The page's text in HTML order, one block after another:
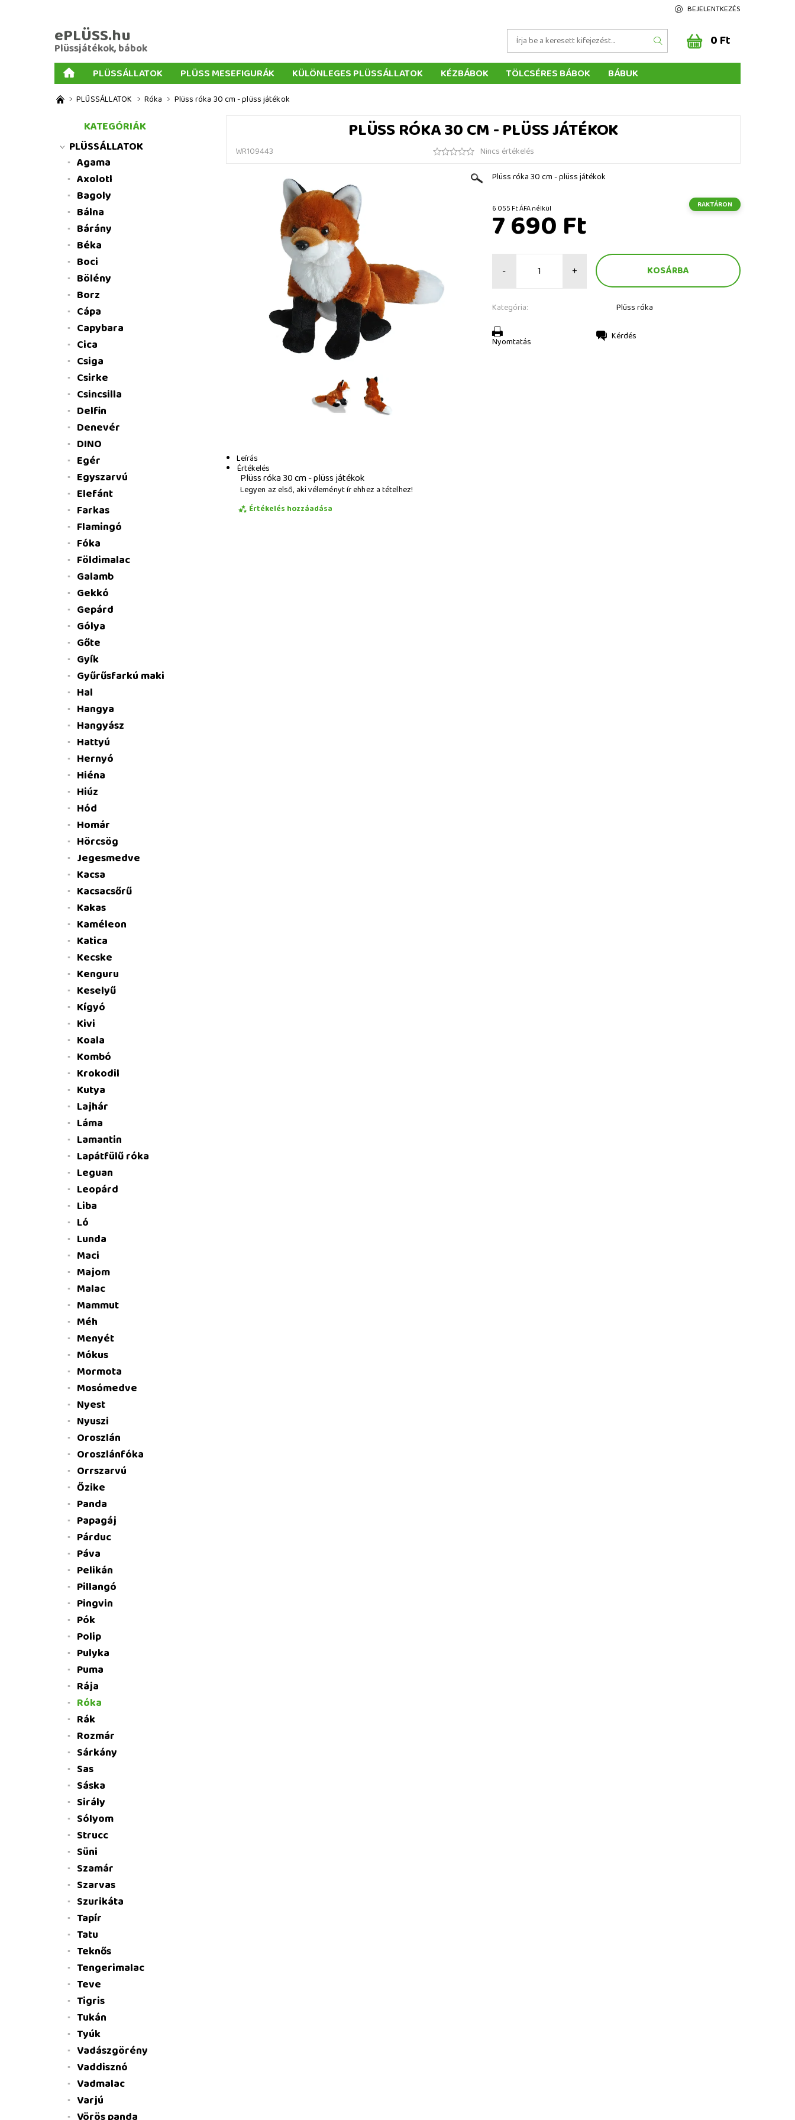
BEJELENTKEZÉS
ePLÜSS.hu
Plüssjátékok, bábok 0 Ft
PLÜSSÁLLATOK PLÜSS MESEFIGURÁK KÜLÖNLEGES PLÜSSÁLLATOK KÉZBÁBOK TÖLCSÉRES BÁBOK
BÁBUK
AJÁNDÉKOK PLÜSSÖKHÖZ
MENNYISÉGI KEDVEZMÉNYEK
ÜZLETI FELTÉTELEK
PLÜSSÁLLATOK Róka Plüss róka 30 cm - plüss játékok
PLÜSS RÓKA 30 CM - PLÜSS JÁTÉKOK
WR109443
Nincs értékelés
Plüss róka 30 cm - plüss játékok
6 055 Ft ÁFA nélkül RAKTÁRON
7 690 Ft
- +
Kategória: Plüss róka
Nyomtatás Kérdés
Leírás
Értékelés
Plüss róka 30 cm - plüss játékok
Legyen az első, aki véleményt ír ehhez a tételhez!
Értékelés hozzáadása
KATEGÓRIÁK
PLÜSSÁLLATOK
Agama
Axolotl
Bagoly
Bálna
Bárány
Béka
Boci
Bölény
Borz
Cápa
Capybara
Cica
Csiga
Csirke
Csincsilla
Delfin
Denevér
DINO
Egér
Egyszarvú
Elefánt
Farkas
Flamingó
Fóka
Földimalac
Galamb
Gekkó
Gepárd
Gólya
Gőte
Gyík
Gyűrűsfarkú maki
Hal
Hangya
Hangyász
Hattyú
Hernyó
Hiéna
Hiúz
Hód
Homár
Hörcsög
Jegesmedve
Kacsa
Kacsacsőrű
Kakas
Kaméleon
Katica
Kecske
Kenguru
Keselyű
Kígyó
Kivi
Koala
Kombó
Krokodil
Kutya
Lajhár
Láma
Lamantin
Lapátfülű róka
Leguan
Leopárd
Liba
Ló
Lunda
Maci
Majom
Malac
Mammut
Méh
Menyét
Mókus
Mormota
Mosómedve
Nyest
Nyuszi
Oroszlán
Oroszlánfóka
Orrszarvú
Őzike
Panda
Papagáj
Párduc
Páva
Pelikán
Pillangó
Pingvin
Pók
Polip
Pulyka
Puma
Rája
Róka
Rák
Rozmár
Sárkány
Sas
Sáska
Sirály
Sólyom
Strucc
Süni
Szamár
Szarvas
Szurikáta
Tapír
Tatu
Teknős
Tengerimalac
Teve
Tigris
Tukán
Tyúk
Vadászgörény
Vaddisznó
Vadmalac
Varjú